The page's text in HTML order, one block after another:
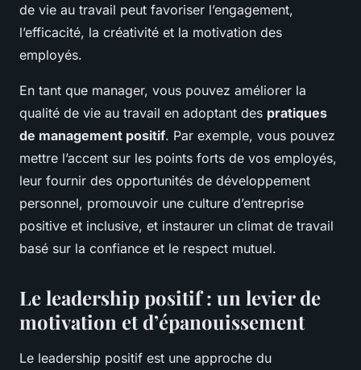
de vie au travail peut favoriser l’engagement,
l’efficacité, la créativité et la motivation des
employés.
En tant que manager, vous pouvez améliorer la
qualité de vie au travail en adoptant des pratiques
de management positif. Par exemple, vous pouvez
mettre l’accent sur les points forts de vos employés,
leur fournir des opportunités de développement
personnel, promouvoir une culture d’entreprise
positive et inclusive, et instaurer un climat de travail
basé sur la confiance et le respect mutuel.
Le leadership positif : un levier de
motivation et d’épanouissement
Le leadership positif est une approche du